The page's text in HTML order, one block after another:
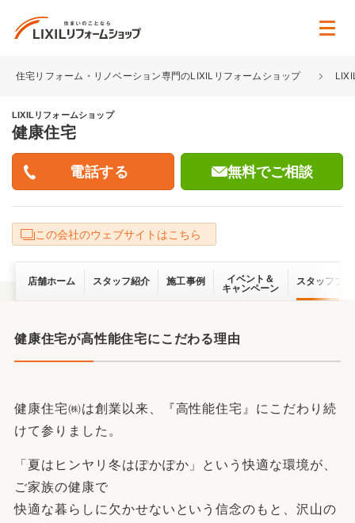
住宅リフォーム・リノベーション専門のLIXILリフォームショップ
LIXILリフォームショップ
健康住宅
無料でご相談
この会社のウェブサイトはこちら
店舗ホーム スタッフ紹介 施工事例
イベント＆
キャンペーン
スタッフブ
健康住宅が高性能住宅にこだわる理由
健康住宅㈱は創業以来、『高性能住宅』にこだわり続
けて参りました。
「夏はヒンヤリ冬はぽかぽか」という快適な環境が、
ご家族の健康で
快適な暮らしに欠かせないという信念のもと、沢山の